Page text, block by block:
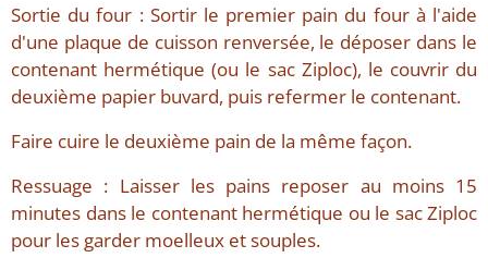
Sortie du four : Sortir le premier pain du four à l'aide
d'une plaque de cuisson renversée, le déposer dans le
contenant hermétique (ou le sac Ziploc), le couvrir du
deuxième papier buvard, puis refermer le contenant.
Faire cuire le deuxième pain de la même façon.
Ressuage : Laisser les pains reposer au moins 15
minutes dans le contenant hermétique ou le sac Ziploc
pour les garder moelleux et souples.